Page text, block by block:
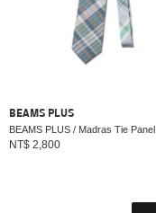
BEAMS PLUS
BEAMS PLUS / Madras Tie Panel
NT$ 2,800